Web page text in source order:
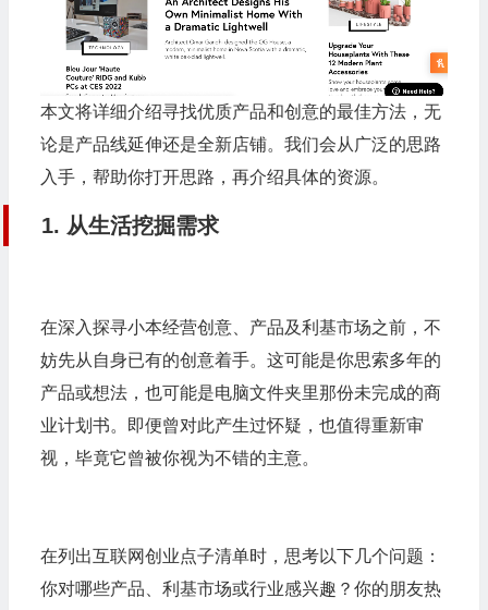
本文将详细介绍寻找优质产品和创意的最佳方法，无
论是产品线延伸还是全新店铺。我们会从广泛的思路
入手，帮助你打开思路，再介绍具体的资源。
1. 从生活挖掘需求
在深入探寻小本经营创意、产品及利基市场之前，不
妨先从自身已有的创意着手。这可能是你思索多年的
产品或想法，也可能是电脑文件夹里那份未完成的商
业计划书。即便曾对此产生过怀疑，也值得重新审
视，毕竟它曾被你视为不错的主意。
在列出互联网创业点子清单时，思考以下几个问题：
你对哪些产品、利基市场或行业感兴趣？你的朋友热